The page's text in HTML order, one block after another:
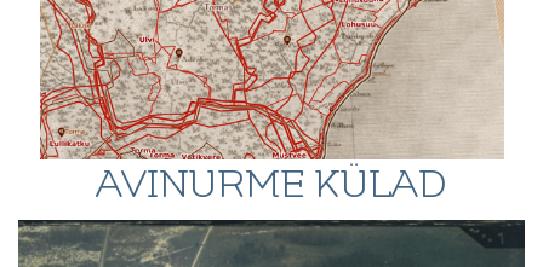
AVINURME KÜLAD